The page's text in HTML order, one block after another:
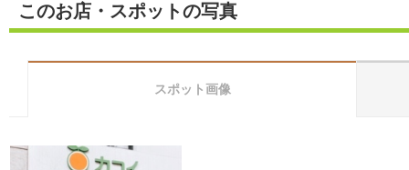
このお店・スポットの写真
スポット画像